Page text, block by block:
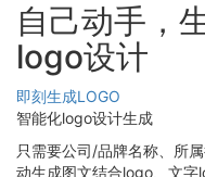
自己动手，
logo设计
即刻生成LOGO
智能化logo设计生成
只需要公司/品牌名称、所
动生成图文结合logo、文